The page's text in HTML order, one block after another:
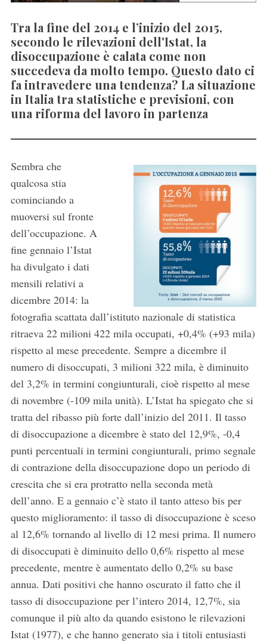
Tra la fine del 2014 e l’inizio del 2015,
secondo le rilevazioni dell'Istat, la
disoccupazione è calata come non
succedeva da molto tempo. Questo dato ci
fa intravedere una tendenza? La situazione
in Italia tra statistiche e previsioni, con
una riforma del lavoro in partenza
Sembra che
qualcosa stia
cominciando a
muoversi sul fronte
dell’occupazione. A
fine gennaio l’Istat
ha divulgato i dati
mensili relativi a
dicembre 2014: la
fotografia scattata dall’istituto nazionale di statistica
ritraeva 22 milioni 422 mila occupati, +0,4% (+93 mila)
rispetto al mese precedente. Sempre a dicembre il
numero di disoccupati, 3 milioni 322 mila, è diminuito
del 3,2% in termini congiunturali, cioè rispetto al mese
di novembre (-109 mila unità). L’Istat ha spiegato che si
tratta del ribasso più forte dall’inizio del 2011. Il tasso
di disoccupazione a dicembre è stato del 12,9%, -0,4
punti percentuali in termini congiunturali, primo segnale
di contrazione della disoccupazione dopo un periodo di
crescita che si era protratto nella seconda metà
dell’anno. E a gennaio c’è stato il tanto atteso bis per
questo miglioramento: il tasso di disoccupazione è sceso
al 12,6% tornando al livello di 12 mesi prima. Il numero
di disoccupati è diminuito dello 0,6% rispetto al mese
precedente, mentre è aumentato dello 0,2% su base
annua. Dati positivi che hanno oscurato il fatto che il
tasso di disoccupazione per l’intero 2014, 12,7%, sia
comunque il più alto da quando esistono le rilevazioni
Istat (1977), e che hanno generato sia i titoli entusiasti